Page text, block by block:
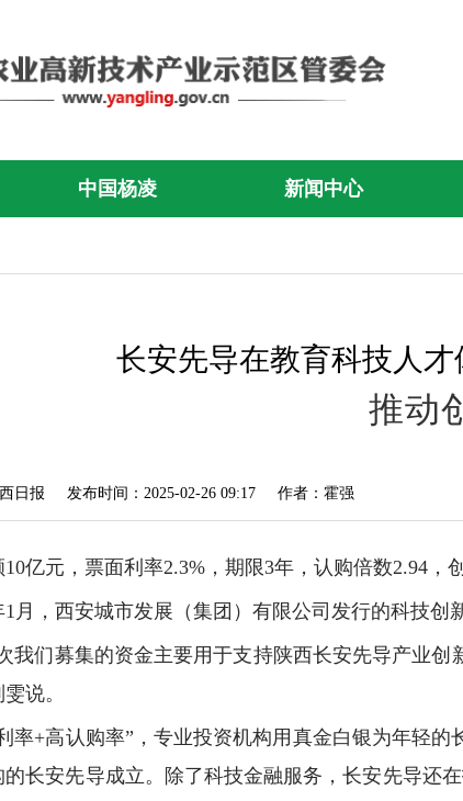
中国杨凌 新闻中心
长安先导在教育科技人
推动
日报 发布时间：2025-02-26 09:17 作者：霍强
10亿元，票面利率2.3%，期限3年，认购倍数2.94
1月，西安城市发展（集团）有限公司发行的科技创
我们募集的资金主要用于支持陕西长安先导产业
说。
率+高认购率”，专业投资机构用真金白银为年轻
的长安先导成立。除了科技金融服务，长安先导还